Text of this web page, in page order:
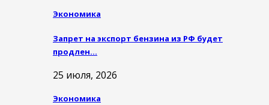
Экономика
Запрет на экспорт бензина из РФ будет
продлен…
25 июля, 2026
Экономика